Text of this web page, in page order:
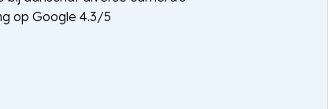
op Google 4.3/5